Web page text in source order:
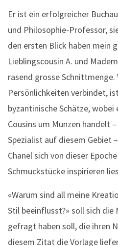
Er ist ein erfolgreicher
und Philosophie-Professor,
den ersten Blick haben mein
Lieblingscousin A. und
rasend grosse Schnittmenge.
Persönlichkeiten verbindet,
byzantinische Schätze, wobei
Cousins um Münzen handelt
Spezialist auf diesem Gebiet
Chanel sich von dieser
Schmuckstücke inspirieren
«Warum sind all meine
Stil beeinflusst?» soll sich
gefragt haben soll, die ihren
diesem Zitat die Vorlage